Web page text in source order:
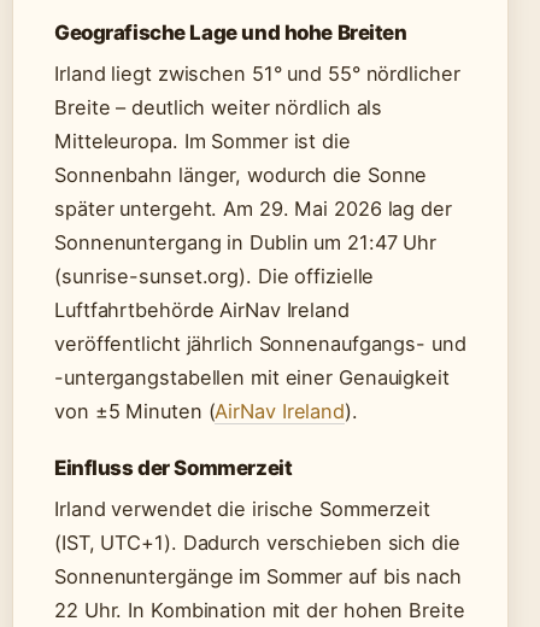
Geografische Lage und hohe Breiten
Irland liegt zwischen 51° und 55° nördlicher
Breite – deutlich weiter nördlich als
Mitteleuropa. Im Sommer ist die
Sonnenbahn länger, wodurch die Sonne
später untergeht. Am 29. Mai 2026 lag der
Sonnenuntergang in Dublin um 21:47 Uhr
(sunrise-sunset.org). Die offizielle
Luftfahrtbehörde AirNav Ireland
veröffentlicht jährlich Sonnenaufgangs- und
-untergangstabellen mit einer Genauigkeit
von ±5 Minuten (AirNav Ireland).
Einfluss der Sommerzeit
Irland verwendet die irische Sommerzeit
(IST, UTC+1). Dadurch verschieben sich die
Sonnenuntergänge im Sommer auf bis nach
22 Uhr. In Kombination mit der hohen Breite